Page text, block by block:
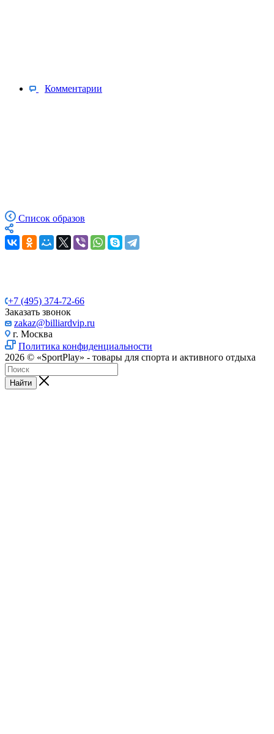
Комментарии
Список образов
+7 (495) 374-72-66
Заказать звонок
zakaz@billiardvip.ru
г. Москва
Политика конфиденциальности
2026 © «SportPlay» - товары для спорта и активного отдыха
Найти